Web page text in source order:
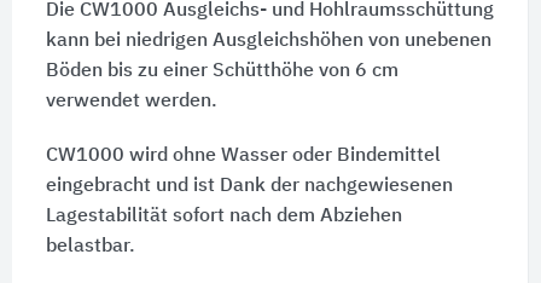
Die CW1000 Ausgleichs- und Hohlraumsschüttung
kann bei niedrigen Ausgleichshöhen von unebenen
Böden bis zu einer Schütthöhe von 6 cm
verwendet werden.
CW1000 wird ohne Wasser oder Bindemittel
eingebracht und ist Dank der nachgewiesenen
Lagestabilität sofort nach dem Abziehen
belastbar.